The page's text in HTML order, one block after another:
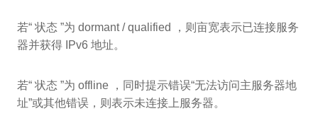
若“ 状态 ”为 dormant / qualified ，则亩宽表示已连接服务
器并获得 IPv6 地址。
若“ 状态 ”为 offline ，同时提示错误“无法访问主服务器地
址”或其他错误，则表示未连接上服务器。